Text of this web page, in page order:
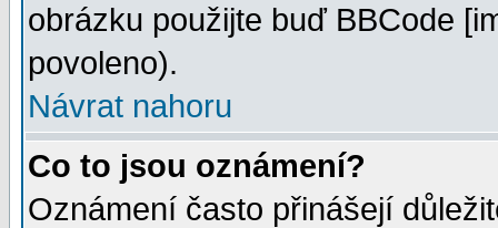
obrázku použijte buď BBCode
povoleno).
Návrat nahoru
Co to jsou oznámení?
Oznámení často přinášejí